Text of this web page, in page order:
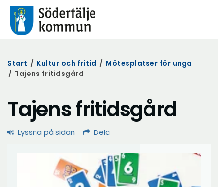
Start / Kultur och fritid / Mötesplatser för unga
/ Tajens fritidsgård
Tajens fritidsgård
Lyssna på sidan Dela